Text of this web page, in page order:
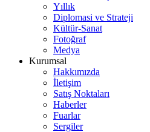
Yıllık
Diplomasi ve Strateji
Kültür-Sanat
Fotoğraf
Medya
Kurumsal
Hakkımızda
İletişim
Satış Noktaları
Haberler
Fuarlar
Sergiler